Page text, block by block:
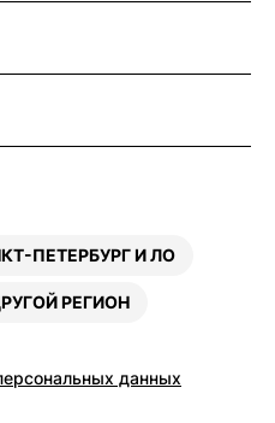
ПЕТЕРБУРГ И ЛО
РЕГИОН
данных